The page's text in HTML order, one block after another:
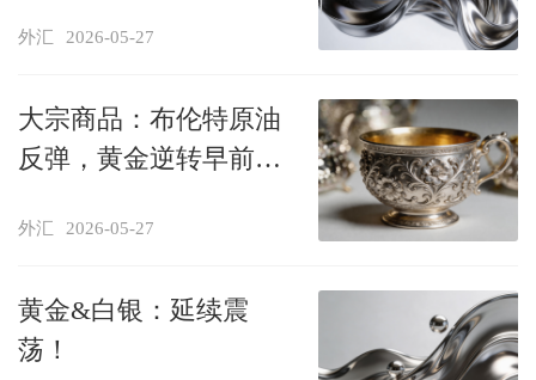
势
外汇 2026-05-27
大宗商品：布伦特原油
反弹，黄金逆转早前跌
外汇 2026-05-27
黄金&白银：延续震
荡！